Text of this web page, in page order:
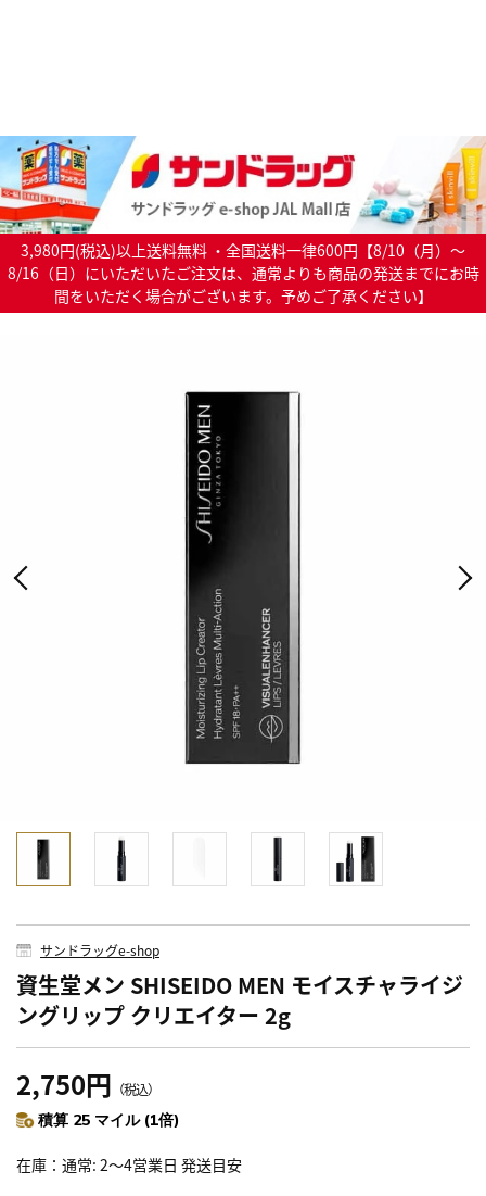
3,980円(税込)以上送料無料 ・全国送料一律600円【8/10（月）～
8/16（日）にいただいたご注文は、通常よりも商品の発送までにお時
間をいただく場合がございます。予めご了承ください】
サンドラッグe-shop
資生堂メン SHISEIDO MEN モイスチャライジ
ングリップ クリエイター 2g
2,750円 （税込）
積算 25 マイル (1倍)
在庫 通常: 2～4営業日 発送目安